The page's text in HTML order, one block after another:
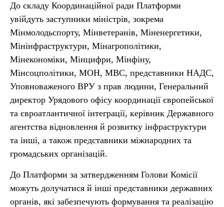
До складу Координаційної ради Платформи
увійдуть заступники міністрів, зокрема
Мінмолодьспорту, Мінветеранів, Міненергетики,
Мінінфраструктури, Мінагрополітики,
Мінекономіки, Мінцифри, Мінфіну,
Мінсоцполітики, МОН, МВС, представники НАДС,
Уповноваженого ВРУ з прав людини, Генеральний
директор Урядового офісу координації європейської
та євроатлантичної інтеграції, керівник Державного
агентства відновлення й розвитку інфраструктури
та інші, а також представники міжнародних та
громадських організацій.
До Платформи за затвердженням Голови Комісії
можуть долучатися й інші представники державних
органів, які забезпечують формування та реалізацію